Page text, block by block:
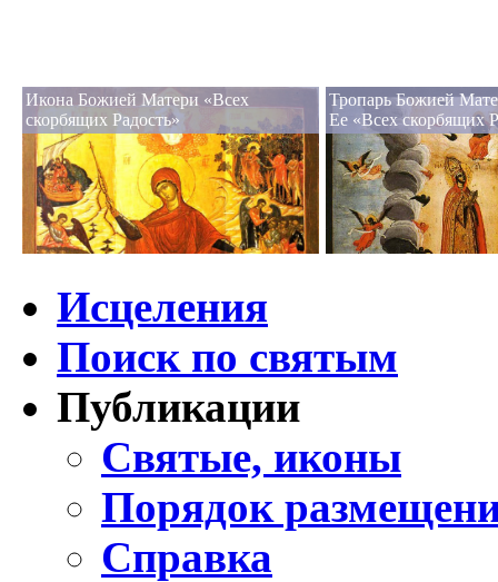
Икона Божией Матери «Всех
скорбящих Радость»
Тропарь Божией
Ее «Всех скорбящих
Исцеления
Поиск по святым
Публикации
Святые, иконы
Порядок
Справка